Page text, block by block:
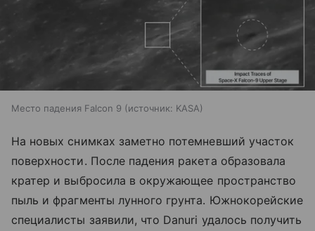
Место падения Falcon 9 источник: KASA
На новых снимках заметно потемневший участок
поверхности. После падения ракета образовала
кратер и выбросила в окружающее пространство
пыль и фрагменты лунного грунта. Южнокорейские
специалисты заявили, что Danuri удалось получить